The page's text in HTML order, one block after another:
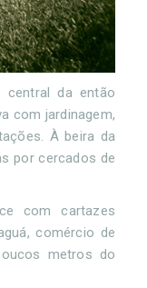
da então
com jardinagem,
À beira da
por cercados de
com cartazes
comércio de
metros do